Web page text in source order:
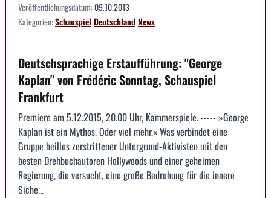
Veröffentlichungsdatum:09.10.2013
Kategorien:Schauspiel DeutschlandNews
Deutschsprachige Erstaufführung: "George
Kaplan" von Frédéric Sonntag, Schauspiel
Frankfurt
Premiere am 5.12.2015, 20.00 Uhr, Kammerspiele. ----- »George
Kaplan ist ein Mythos. Oder viel mehr.« Was verbindet eine
Gruppe heillos zerstrittener Untergrund-Aktivisten mit den
besten Drehbuchautoren Hollywoods und einer geheimen
Regierung, die versucht, eine große Bedrohung für die innere
Siche...